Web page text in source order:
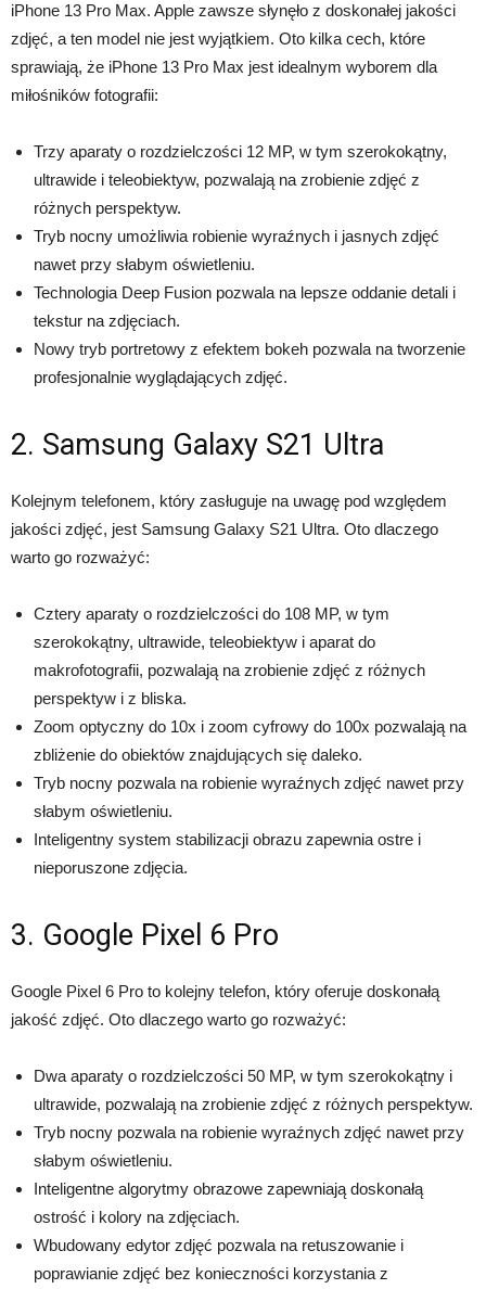
iPhone 13 Pro Max. Apple zawsze słynęło z doskonałej jakości
zdjęć, a ten model nie jest wyjątkiem. Oto kilka cech, które
sprawiają, że iPhone 13 Pro Max jest idealnym wyborem dla
miłośników fotografii:
Trzy aparaty o rozdzielczości 12 MP, w tym szerokokątny,
ultrawide i teleobiektyw, pozwalają na zrobienie zdjęć z
różnych perspektyw.
Tryb nocny umożliwia robienie wyraźnych i jasnych zdjęć
nawet przy słabym oświetleniu.
Technologia Deep Fusion pozwala na lepsze oddanie detali i
tekstur na zdjęciach.
Nowy tryb portretowy z efektem bokeh pozwala na tworzenie
profesjonalnie wyglądających zdjęć.
2. Samsung Galaxy S21 Ultra
Kolejnym telefonem, który zasługuje na uwagę pod względem
jakości zdjęć, jest Samsung Galaxy S21 Ultra. Oto dlaczego
warto go rozważyć:
Cztery aparaty o rozdzielczości do 108 MP, w tym
szerokokątny, ultrawide, teleobiektyw i aparat do
makrofotografii, pozwalają na zrobienie zdjęć z różnych
perspektyw i z bliska.
Zoom optyczny do 10x i zoom cyfrowy do 100x pozwalają na
zbliżenie do obiektów znajdujących się daleko.
Tryb nocny pozwala na robienie wyraźnych zdjęć nawet przy
słabym oświetleniu.
Inteligentny system stabilizacji obrazu zapewnia ostre i
nieporuszone zdjęcia.
3. Google Pixel 6 Pro
Google Pixel 6 Pro to kolejny telefon, który oferuje doskonałą
jakość zdjęć. Oto dlaczego warto go rozważyć:
Dwa aparaty o rozdzielczości 50 MP, w tym szerokokątny i
ultrawide, pozwalają na zrobienie zdjęć z różnych perspektyw.
Tryb nocny pozwala na robienie wyraźnych zdjęć nawet przy
słabym oświetleniu.
Inteligentne algorytmy obrazowe zapewniają doskonałą
ostrość i kolory na zdjęciach.
Wbudowany edytor zdjęć pozwala na retuszowanie i
poprawianie zdjęć bez konieczności korzystania z